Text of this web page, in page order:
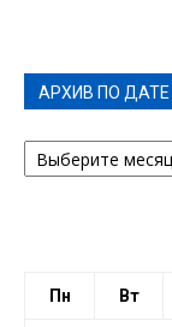
АРХИВ ПО ДАТЕ
АРХИВ
ПО
Пн Вт